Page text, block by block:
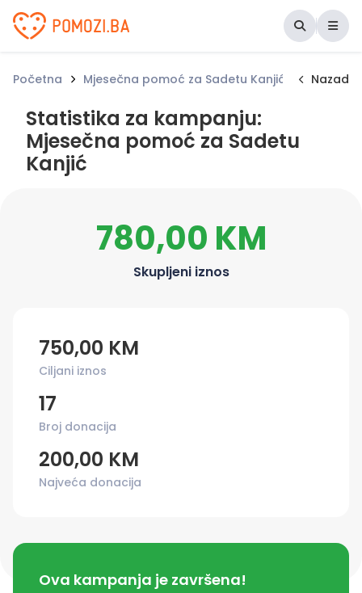
Udruženje Pomozi.ba
Početna Mjesečna pomoć za Sadetu Kanjić Nazad
Statistika za kampanju:
Mjesečna pomoć za Sadetu
Kanjić
780,00 KM
Skupljeni iznos
750,00 KM
Ciljani iznos
17
Broj donacija
200,00 KM
Najveća donacija
Ova kampanja je završena!